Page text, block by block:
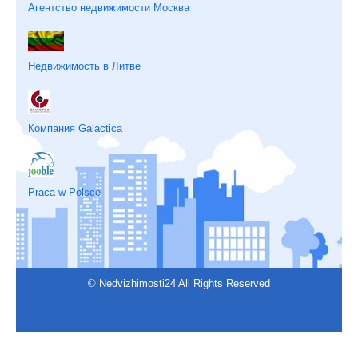
Агентство недвижимости Москва
Недвижимость в Литве
Компания Galactica
Praca w Polsce
© Nedvizhimosti24 All Rights Reserved